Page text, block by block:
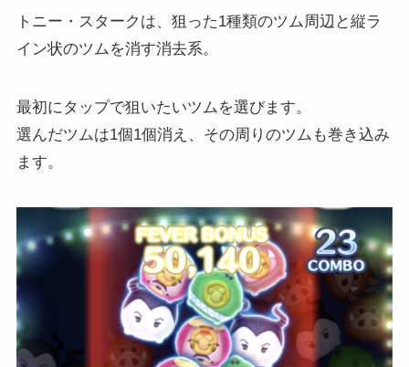
トニー・スタークは、狙った1種類のツム周辺と縦ラ
イン状のツムを消す消去系。
最初にタップで狙いたいツムを選びます。
選んだツムは1個1個消え、その周りのツムも巻き込み
ます。